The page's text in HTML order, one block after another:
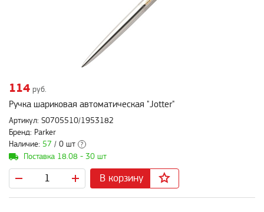
114 руб.
Ручка шариковая автоматическая "Jotter"
Артикул: S0705510/1953182
Бренд: Parker
Наличие: 57 / 0 шт ?
Поставка 18.08 - 30 шт
В корзину